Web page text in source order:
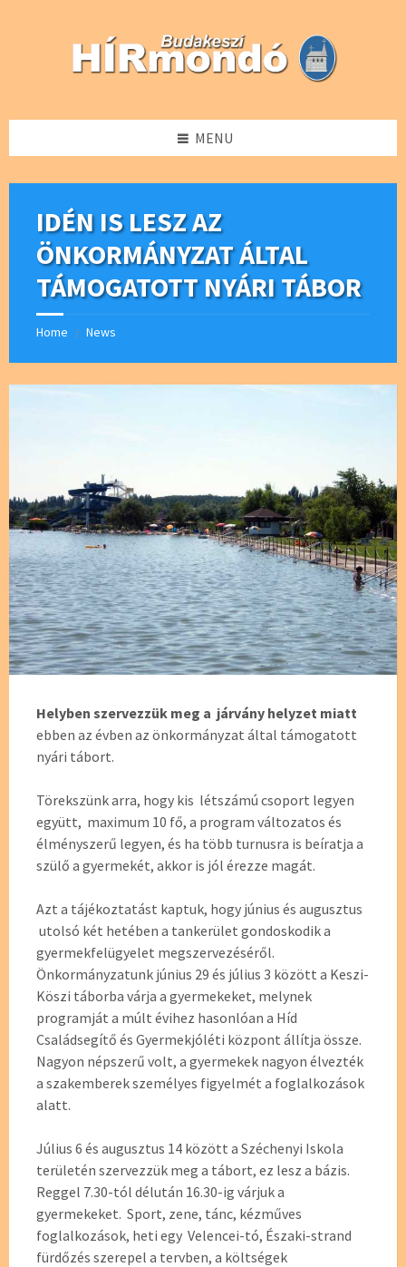
MENU
IDÉN IS LESZ AZ
ÖNKORMÁNYZAT ÁLTAL
TÁMOGATOTT NYÁRI TÁBOR
Home / News
Helyben szervezzük meg a járvány helyzet miatt
ebben az évben az önkormányzat által támogatott
nyári tábort.
Törekszünk arra, hogy kis létszámú csoport legyen
együtt, maximum 10 fő, a program változatos és
élményszerű legyen, és ha több turnusra is beíratja a
szülő a gyermekét, akkor is jól érezze magát.
Azt a tájékoztatást kaptuk, hogy június és augusztus
utolsó két hetében a tankerület gondoskodik a
gyermekfelügyelet megszervezéséről.
Önkormányzatunk június 29 és július 3 között a Keszi-
Köszi táborba várja a gyermekeket, melynek
programját a múlt évihez hasonlóan a Híd
Családsegítő és Gyermekjóléti központ állítja össze.
Nagyon népszerű volt, a gyermekek nagyon élvezték
a szakemberek személyes figyelmét a foglalkozások
alatt.
Július 6 és augusztus 14 között a Széchenyi Iskola
területén szervezzük meg a tábort, ez lesz a bázis.
Reggel 7.30-tól délután 16.30-ig várjuk a
gyermekeket. Sport, zene, tánc, kézműves
foglalkozások, heti egy Velencei-tó, Északi-strand
fürdőzés szerepel a tervben, a költségek